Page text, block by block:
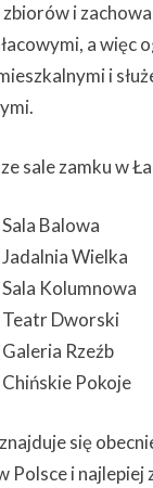
i
a więc
i
sale zamku w
Sala Balowa
Jadalnia Wielka
Sala Kolumnowa
Teatr Dworski
Galeria Rzeźb
Chińskie Pokoje
się
Polsce i najlepiej